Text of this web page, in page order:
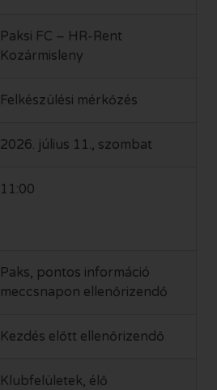
Paksi FC – HR-Rent
Kozármisleny
Felkészülési mérkőzés
2026. július 11., szombat
11:00
Paks, pontos információ
meccsnapon ellenőrizendő
Kezdés előtt ellenőrizendő
Klubfelületek, élő